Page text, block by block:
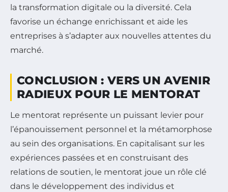
la transformation digitale ou la diversité. Cela
favorise un échange enrichissant et aide les
entreprises à s’adapter aux nouvelles attentes du
marché.
CONCLUSION : VERS UN AVENIR
RADIEUX POUR LE MENTORAT
Le mentorat représente un puissant levier pour
l’épanouissement personnel et la métamorphose
au sein des organisations. En capitalisant sur les
expériences passées et en construisant des
relations de soutien, le mentorat joue un rôle clé
dans le développement des individus et